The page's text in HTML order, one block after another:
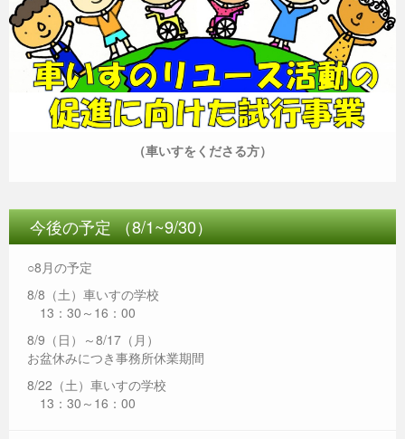
（車いすをくださる方）
今後の予定 （8/1~9/30）
○8月の予定
8/8（土）車いすの学校
13：30～16：00
8/9（日）～8/17（月）
お盆休みにつき事務所休業期間
8/22（土）車いすの学校
13：30～16：00